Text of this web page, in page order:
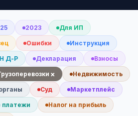
2023 Для ИП
Ошибки Инструкция
Д-Р Декларация Взносы
× Недвижимость
Суд Маркетплейс
платежи Налог на прибыль